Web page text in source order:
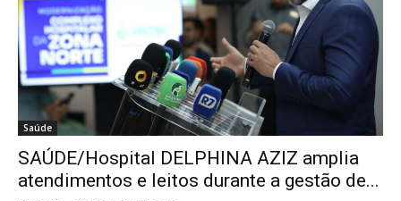
Saúde
SAÚDE/Hospital DELPHINA AZIZ amplia
atendimentos e leitos durante a gestão de...